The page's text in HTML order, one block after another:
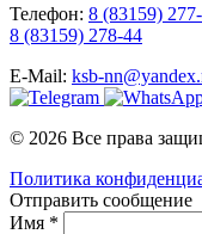
Телефон: 8 (83159)
8 (83159) 278-44
E-Mail: ksb-
© 2026 Все права
Политика
Отправить сообщение
Имя *